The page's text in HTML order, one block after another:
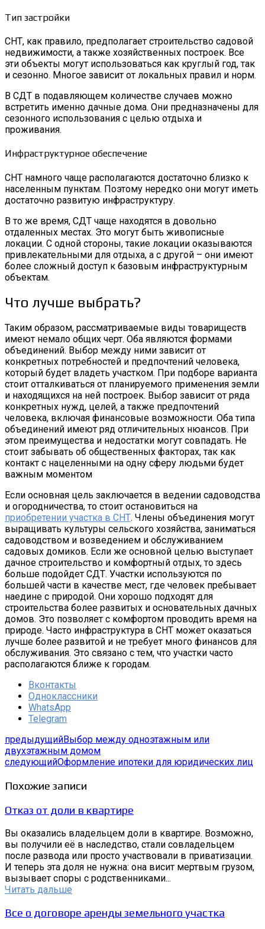
Тип застройки
СНТ, как правило, предполагает строительство садовой
недвижимости, а также хозяйственных построек. Все
эти объекты могут использоваться как круглый год, так
и сезонно. Многое зависит от локальных правил и норм.
В СДТ в подавляющем количестве случаев можно
встретить именно дачные дома. Они предназначены для
сезонного использования с целью отдыха и
проживания.
Инфраструктурное обеспечение
СНТ намного чаще располагаются достаточно близко к
населенным пунктам. Поэтому нередко они могут иметь
достаточно развитую инфраструктуру.
В то же время, СДТ чаще находятся в довольно
отдаленных местах. Это могут быть живописные
локации. С одной стороны, такие локации оказываются
привлекательными для отдыха, а с другой – они имеют
более сложный доступ к базовым инфраструктурным
объектам.
Что лучше выбрать?
Таким образом, рассматриваемые виды товариществ
имеют немало общих черт. Оба являются формами
объединений. Выбор между ними зависит от
конкретных потребностей и предпочтений человека,
который будет владеть участком. При подборе варианта
стоит отталкиваться от планируемого применения земли
и находящихся на ней построек. Выбор зависит от ряда
конкретных нужд, целей, а также предпочтений
человека, включая финансовые возможности. Оба типа
объединений имеют ряд отличительных нюансов. При
этом преимущества и недостатки могут совпадать. Не
стоит забывать об общественных факторах, так как
контакт с нацеленными на одну сферу людьми будет
важным моментом
Если основная цель заключается в ведении садоводства
и огородничества, то стоит остановиться на
приобретении участка в СНТ. Члены объединения могут
выращивать культуры сельского хозяйства, заниматься
садоводством и возведением и обслуживанием
садовых домиков. Если же основной целью выступает
дачное строительство и комфортный отдых, то здесь
больше подойдет СДТ. Участки используются по
большей части в качестве мест, где человек пребывает
наедине с природой. Они хорошо подходят для
строительства более развитых и основательных дачных
домов. Это позволяет с комфортом проводить время на
природе. Часто инфраструктура в СНТ может оказаться
лучше более развитой и не требует много финансов для
обслуживания. Это связано с тем, что участки часто
располагаются ближе к городам.
Вконтакты
Одноклассники
WhatsApp
Telegram
предыдущийВыбор между одноэтажным или
двухэтажным домом
следующийОформление ипотеки для юридических лиц
Похожие записи
Отказ от доли в квартире
Вы оказались владельцем доли в квартире. Возможно,
вы получили её в наследство, стали совладельцем
после развода или просто участвовали в приватизации.
И теперь эта доля не нужна: она висит мертвым грузом,
вызывает споры с родственниками...
Читать дальше
Все о договоре аренды земельного участка